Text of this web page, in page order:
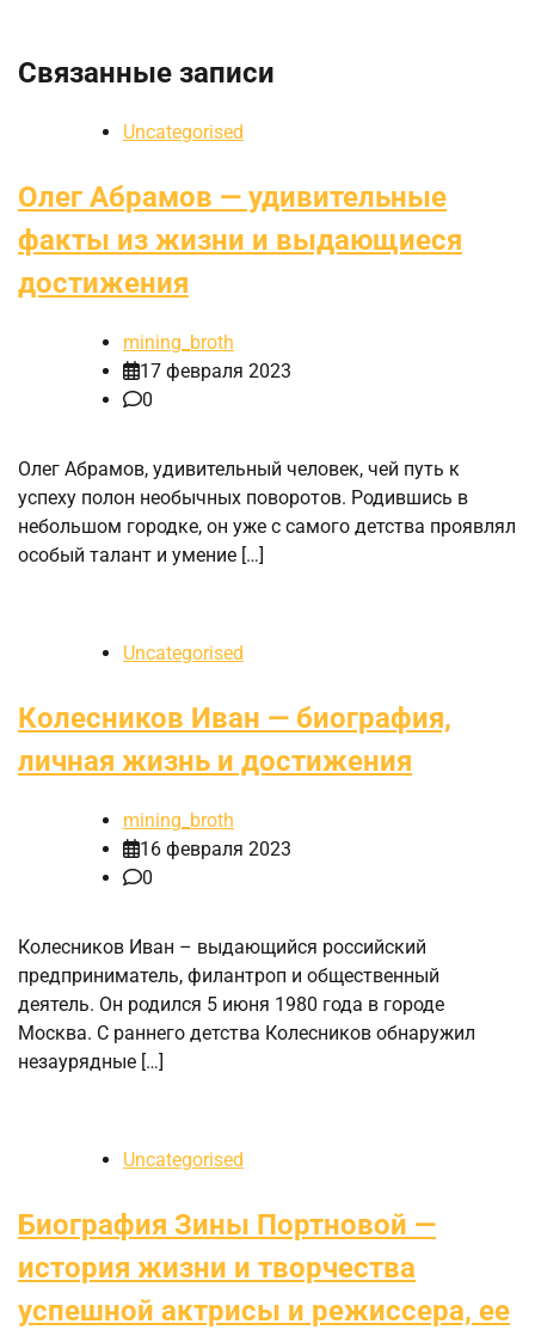
Связанные записи
Uncategorised
Олег Абрамов — удивительные
факты из жизни и выдающиеся
достижения
mining_broth
17 февраля 2023
0
Олег Абрамов, удивительный человек, чей путь к
успеху полон необычных поворотов. Родившись в
небольшом городке, он уже с самого детства проявлял
особый талант и умение […]
Uncategorised
Колесников Иван — биография,
личная жизнь и достижения
mining_broth
16 февраля 2023
0
Колесников Иван – выдающийся российский
предприниматель, филантроп и общественный
деятель. Он родился 5 июня 1980 года в городе
Москва. С раннего детства Колесников обнаружил
незаурядные […]
Uncategorised
Биография Зины Портновой —
история жизни и творчества
успешной актрисы и режиссера, ее